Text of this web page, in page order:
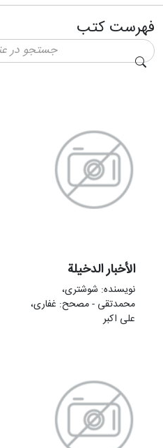
فهرست کتب
الأخبار الدخیلة
نویسنده: شوشتری،
محمدتقی - مصحح: غفاری،
علی‌ اکبر